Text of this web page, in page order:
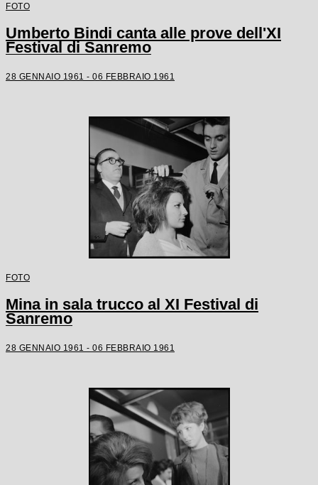
FOTO
Umberto Bindi canta alle prove dell'XI
Festival di Sanremo
28 GENNAIO 1961 - 06 FEBBRAIO 1961
FOTO
Mina in sala trucco al XI Festival di
Sanremo
28 GENNAIO 1961 - 06 FEBBRAIO 1961